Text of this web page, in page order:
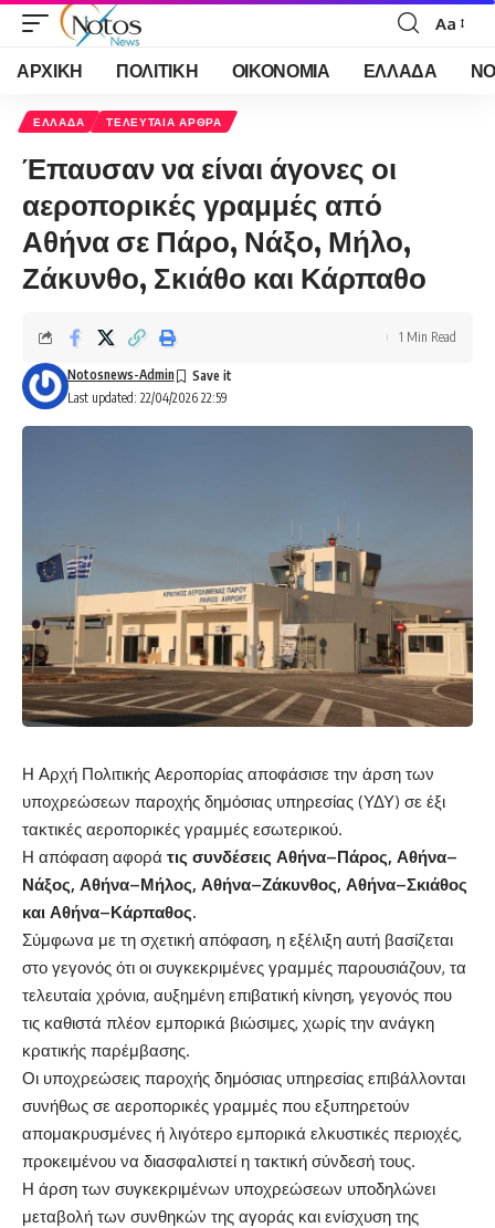
Font
Resizer
Aa
ΑΡΧΙΚΗ ΠΟΛΙΤΙΚΗ ΟΙΚΟΝΟΜΙΑ ΕΛΛΑΔΑ
ΕΛΛΑΔΑ ΤΕΛΕΥΤΑΙΑ ΑΡΘΡΑ
Έπαυσαν να είναι άγονες οι
αεροπορικές γραμμές από
Αθήνα σε Πάρο, Νάξο, Μήλο,
Ζάκυνθο, Σκιάθο και Κάρπαθο
Last updated: 22/04/2026 22:59
Notosnews-Admin
1 Min Read
Η Αρχή Πολιτικής Αεροπορίας αποφάσισε την άρση των
υποχρεώσεων παροχής δημόσιας υπηρεσίας (ΥΔΥ) σε έξι
τακτικές αεροπορικές γραμμές εσωτερικού.
Η απόφαση αφορά τις συνδέσεις Αθήνα–Πάρος, Αθήνα–
Νάξος, Αθήνα–Μήλος, Αθήνα–Ζάκυνθος, Αθήνα–Σκιάθος
και Αθήνα–Κάρπαθος.
Σύμφωνα με τη σχετική απόφαση, η εξέλιξη αυτή βασίζεται
στο γεγονός ότι οι συγκεκριμένες γραμμές παρουσιάζουν, τα
τελευταία χρόνια, αυξημένη επιβατική κίνηση, γεγονός που
τις καθιστά πλέον εμπορικά βιώσιμες, χωρίς την ανάγκη
κρατικής παρέμβασης.
Οι υποχρεώσεις παροχής δημόσιας υπηρεσίας επιβάλλονται
συνήθως σε αεροπορικές γραμμές που εξυπηρετούν
απομακρυσμένες ή λιγότερο εμπορικά ελκυστικές περιοχές,
προκειμένου να διασφαλιστεί η τακτική σύνδεσή τους.
Η άρση των συγκεκριμένων υποχρεώσεων υποδηλώνει
μεταβολή των συνθηκών της αγοράς και ενίσχυση της